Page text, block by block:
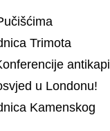
Trimota
u Londonu!
Kamenskog